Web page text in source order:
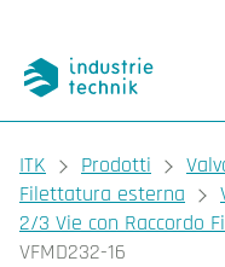
You are here:
ITK Prodotti
Filettatura esterna
2/3 Vie con Raccordo
VFMD232-16